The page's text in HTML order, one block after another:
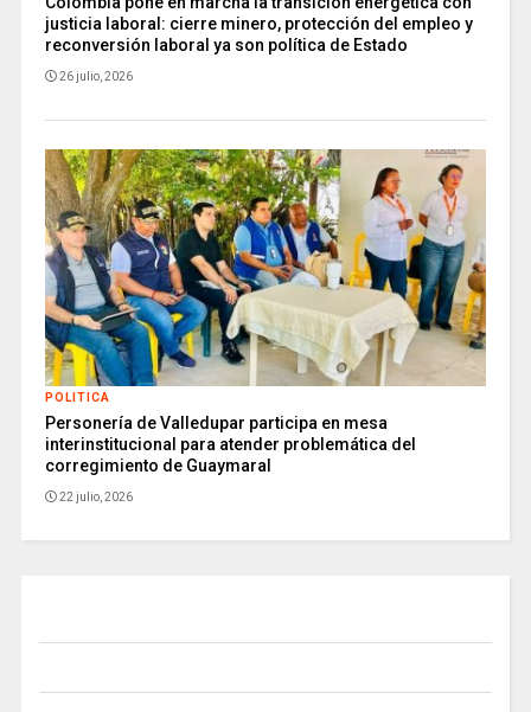
justicia laboral: cierre minero, protección del empleo y
reconversión laboral ya son política de Estado
26 julio, 2026
POLITICA
Personería de Valledupar participa en mesa
interinstitucional para atender problemática del
corregimiento de Guaymaral
22 julio, 2026